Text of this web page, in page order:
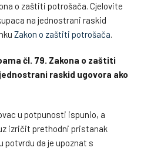
o zaštiti potrošača. Cjelovite
na jednostrani raskid
Zakon o zaštiti potrošača.
čl. 79. Zakona o zaštiti
raskid ugovora ako
u potpunosti ispunio, a
izričit prethodni pristanak
potvrdu da je upoznat s